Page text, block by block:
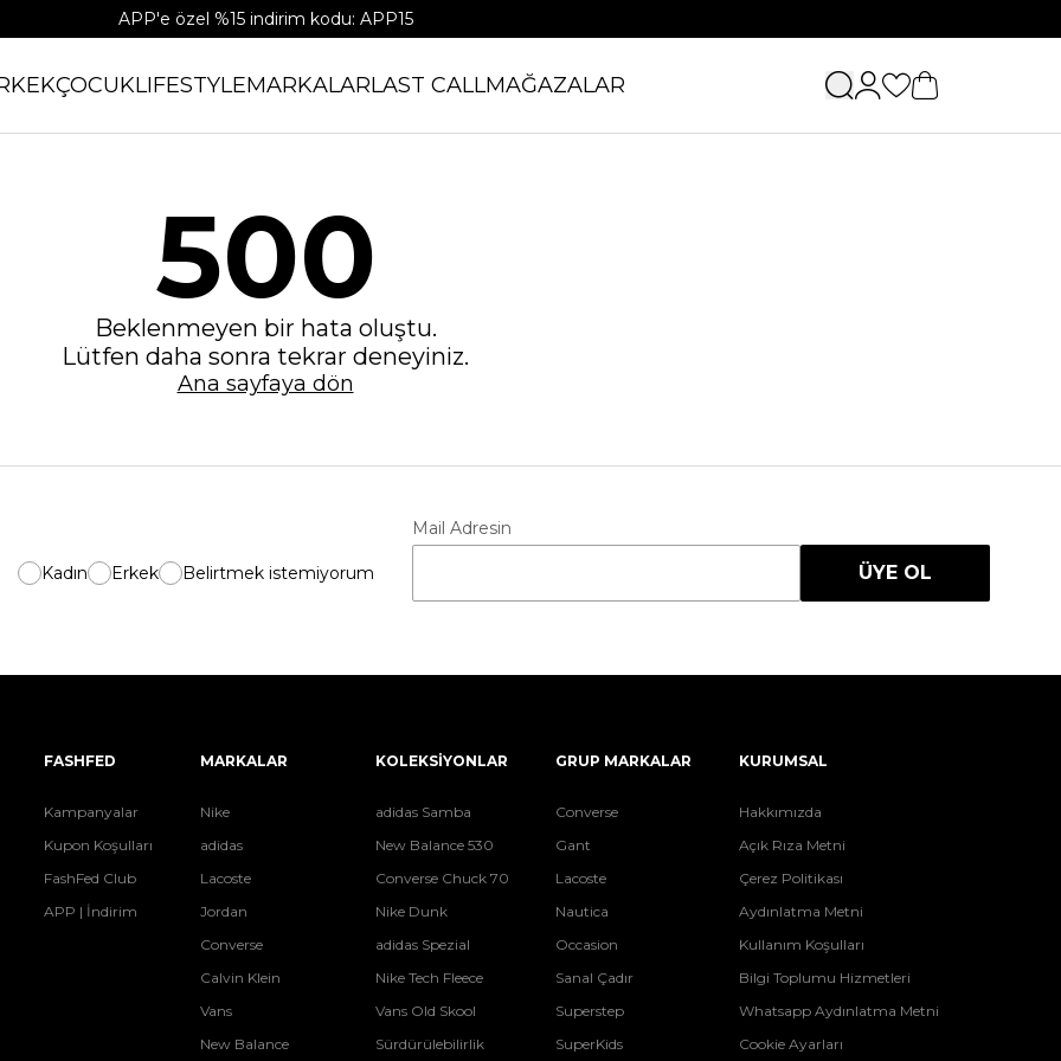
APP'e özel %15 indirim kodu: APP15
ÇOCUKLIFESTYLEMARKALARLAST CALLMAĞAZALAR
500
Beklenmeyen bir hata oluştu.
Lütfen daha sonra tekrar deneyiniz.
Ana sayfaya dön
Kadın Erkek Belirtmek istemiyorum
Mail Adresin
ÜYE OL
FASHFED
Kampanyalar
Kupon Koşulları
FashFed Club
APP | İndirim
MARKALAR
Nike
adidas
Lacoste
Jordan
Converse
Calvin Klein
Vans
New Balance
KOLEKSİYONLAR
adidas Samba
New Balance 530
Converse Chuck 70
Nike Dunk
adidas Spezial
Nike Tech Fleece
Vans Old Skool
Sürdürülebilirlik
GRUP MARKALAR
Converse
Gant
Lacoste
Nautica
Occasion
Sanal Çadır
Superstep
SuperKids
KURUMSAL
Hakkımızda
Açık Rıza Metni
Çerez Politikası
Aydınlatma Metni
Kullanım Koşulları
Bilgi Toplumu Hizmetleri
Whatsapp Aydınlatma Metni
Cookie Ayarları